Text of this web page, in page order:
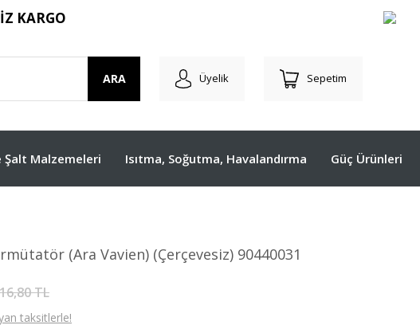
KARGO
ARA Üyelik Sepetim
Malzemeleri Isıtma, Soğutma, Havalandırma Güç Ürünleri
(Ara Vavien) (Çerçevesiz) 90440031
TL
taksitlerle!